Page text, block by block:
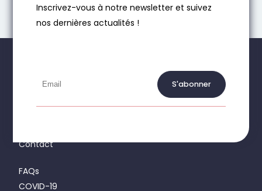
Inscrivez-vous à notre newsletter et suivez
nos dernières actualités !
S'abonner
Contact
FAQs
COVID-19